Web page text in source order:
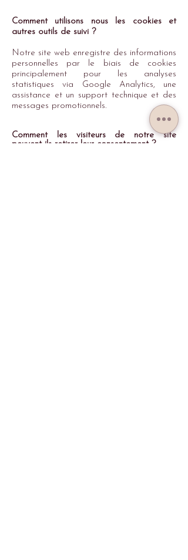
Comment utilisons nous les cookies et
autres outils de suivi ?
Notre site web enregistre des informations
personnelles par le biais de cookies
principalement pour les analyses
statistiques via Google Analytics, une
assistance et un support technique et des
messages promotionnels.
Comment les visiteurs de notre site
peuvent ils retirer leur consentement ?